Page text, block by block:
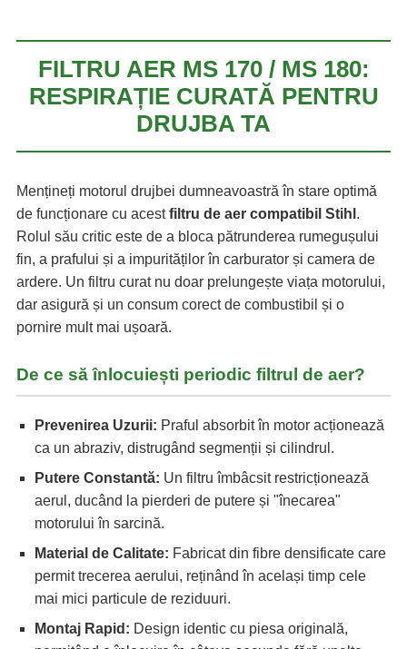
FILTRU AER MS 170 / MS 180:
RESPIRAȚIE CURATĂ PENTRU
DRUJBA TA
Mențineți motorul drujbei dumneavoastră în stare optimă
de funcționare cu acestfiltru de aer compatibil Stihl .
Rolul său critic este de a bloca pătrunderea rumegușului
fin, a prafului și a impurităților în carburator și camera de
ardere. Un filtru curat nu doar prelungește viața motorului,
dar asigură și un consum corect de combustibil și o
pornire mult mai ușoară.
De ce să înlocuiești periodic filtrul de aer?
Prevenirea Uzurii: Praful absorbit în motor acționează
ca un abraziv, distrugând segmenții și cilindrul.
Putere Constantă: Un filtru îmbâcsit restricționează
aerul, ducând la pierderi de putere și "înecarea"
motorului în sarcină.
Material de Calitate: Fabricat din fibre densificate care
permit trecerea aerului, reținând în același timp cele
mai mici particule de reziduuri.
Montaj Rapid: Design identic cu piesa originală,